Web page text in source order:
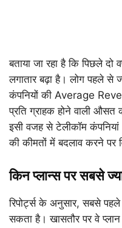
बताया जा रहा है कि पिछले दो
लगातार बढ़ा है। लोग पहले से
कंपनियों की Average
प्रति ग्राहक होने वाली औसत
इसी वजह से टेलीकॉम कंपनियां
की कीमतों में बदलाव करने पर
किन प्लान्स पर सबसे
रिपोर्ट्स के अनुसार, सबसे
सकता है। खासतौर पर वे प्लान